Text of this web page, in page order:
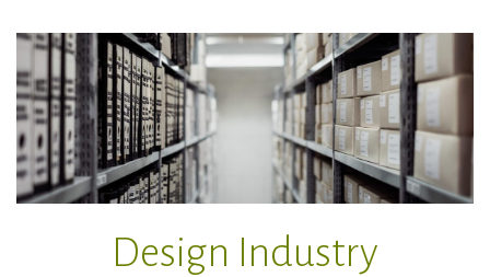
Zum
Inhalt
springen
Design Industry